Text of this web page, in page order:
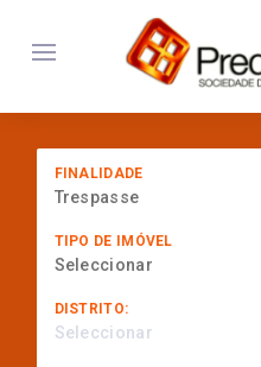
FINALIDADE
Trespasse
TIPO DE IMÓVEL
Seleccionar
DISTRITO:
Seleccionar